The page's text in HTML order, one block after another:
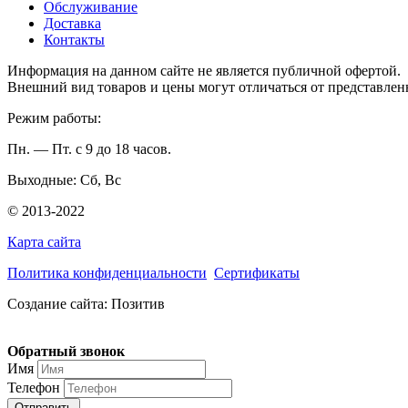
Обслуживание
Доставка
Контакты
Информация на данном сайте не является публичной офертой.
Внешний вид товаров и цены могут отличаться от
Режим работы:
Пн. — Пт. с 9 до 18 часов.
Выходные: Сб, Вс
© 2013-2022
Карта сайта
Политика конфиденциальности Сертификаты
Создание сайта: Позитив
Обратный звонок
Имя
Телефон